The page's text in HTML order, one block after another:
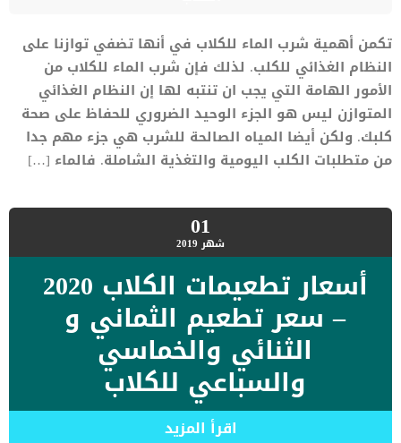
تكمن أهمية شرب الماء للكلاب في أنها تضفي توازنا على
النظام الغذائي للكلب. لذلك فإن شرب الماء للكلاب من
الأمور الهامة التي يجب ان تنتبه لها إن النظام الغذائي
المتوازن ليس هو الجزء الوحيد الضروري للحفاظ على صحة
كلبك. ولكن أيضا المياه الصالحة للشرب هي جزء مهم جدا
من متطلبات الكلب اليومية والتغذية الشاملة. فالماء […]
01شهر 2019
أسعار تطعيمات الكلاب 2020
– سعر تطعيم الثماني و
الثنائي والخماسي
والسباعي للكلاب
اقرأ المزيد